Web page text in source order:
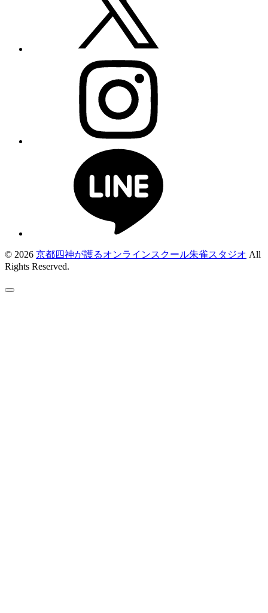
© 2026 京都四神が護るオンラインスクール朱雀スタジオ All
Rights Reserved.